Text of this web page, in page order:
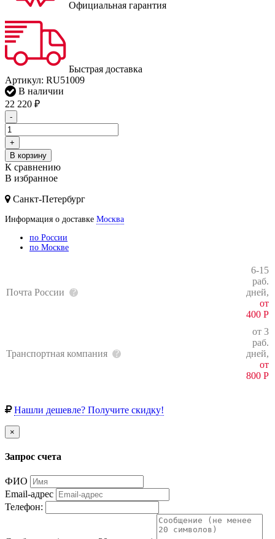
Официальная гарантия
Быстрая доставка
Артикул: RU51009
В наличии
22 220 ₽
-
+
В корзину
К сравнению
В избранное
Санкт-Петербург
Информация о доставке Москва
по России
по Москве
Почта России
6-15
раб.
дней,
от
400 Р
Транспортная компания
от 3
раб.
дней,
от
800 Р
Нашли дешевле? Получите скидку!
×
Запрос счета
ФИО
Email-адрес
Телефон: